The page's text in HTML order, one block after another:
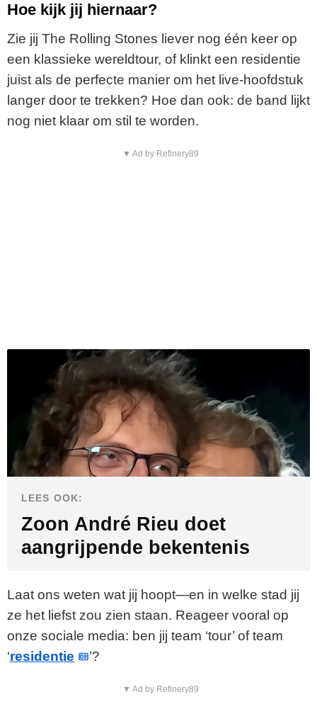
Hoe kijk jij hiernaar?
Zie jij The Rolling Stones liever nog één keer op
een klassieke wereldtour, of klinkt een residentie
juist als de perfecte manier om het live-hoofdstuk
langer door te trekken? Hoe dan ook: de band lijkt
nog niet klaar om stil te worden.
▼ Ad by Refinery89
LEES OOK:
Zoon André Rieu doet
aangrijpende bekentenis
Laat ons weten wat jij hoopt—en in welke stad jij
ze het liefst zou zien staan. Reageer vooral op
onze sociale media: ben jij team ‘tour’ of team
‘residentie ’?
▼ Ad by Refinery89